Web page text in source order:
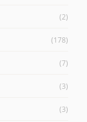
(2)
(178)
(7)
(3)
(3)